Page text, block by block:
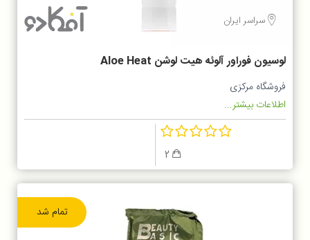
سراسر ایران
لوسیون فوراور آلوئه هیت لوشن Aloe Heat
Lotion
فروشگاه مرکزی
اطلاعات بیشتر...
2
تمام شد